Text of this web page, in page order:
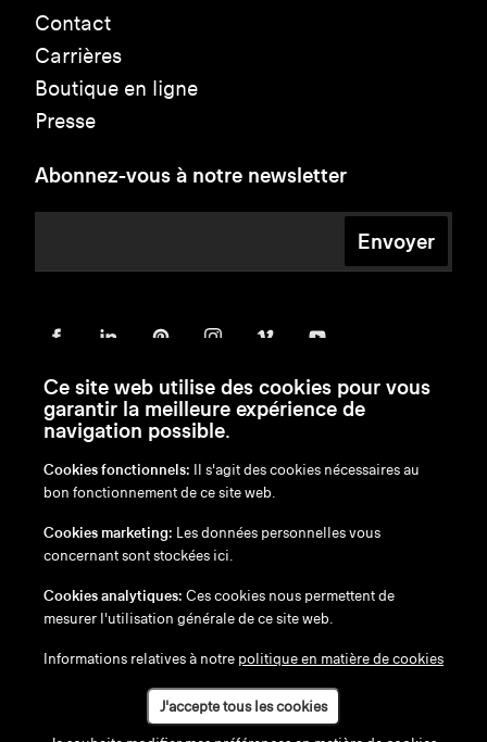
Contact
Carrières
Boutique en ligne
Presse
Abonnez-vous à notre newsletter
Envoyer
en/nl/fr/de
Exonération de responsabilité
Politique en matière de cookies
Ce site web utilise des cookies pour vous
garantir la meilleure expérience de
navigation possible.
Cookies fonctionnels: Il s'agit des cookies nécessaires au
bon fonctionnement de ce site web.
Cookies marketing: Les données personnelles vous
concernant sont stockées ici.
Cookies analytiques: Ces cookies nous permettent de
mesurer l'utilisation générale de ce site web.
Informations relatives à notre politique en matière de cookies
J'accepte tous les cookies